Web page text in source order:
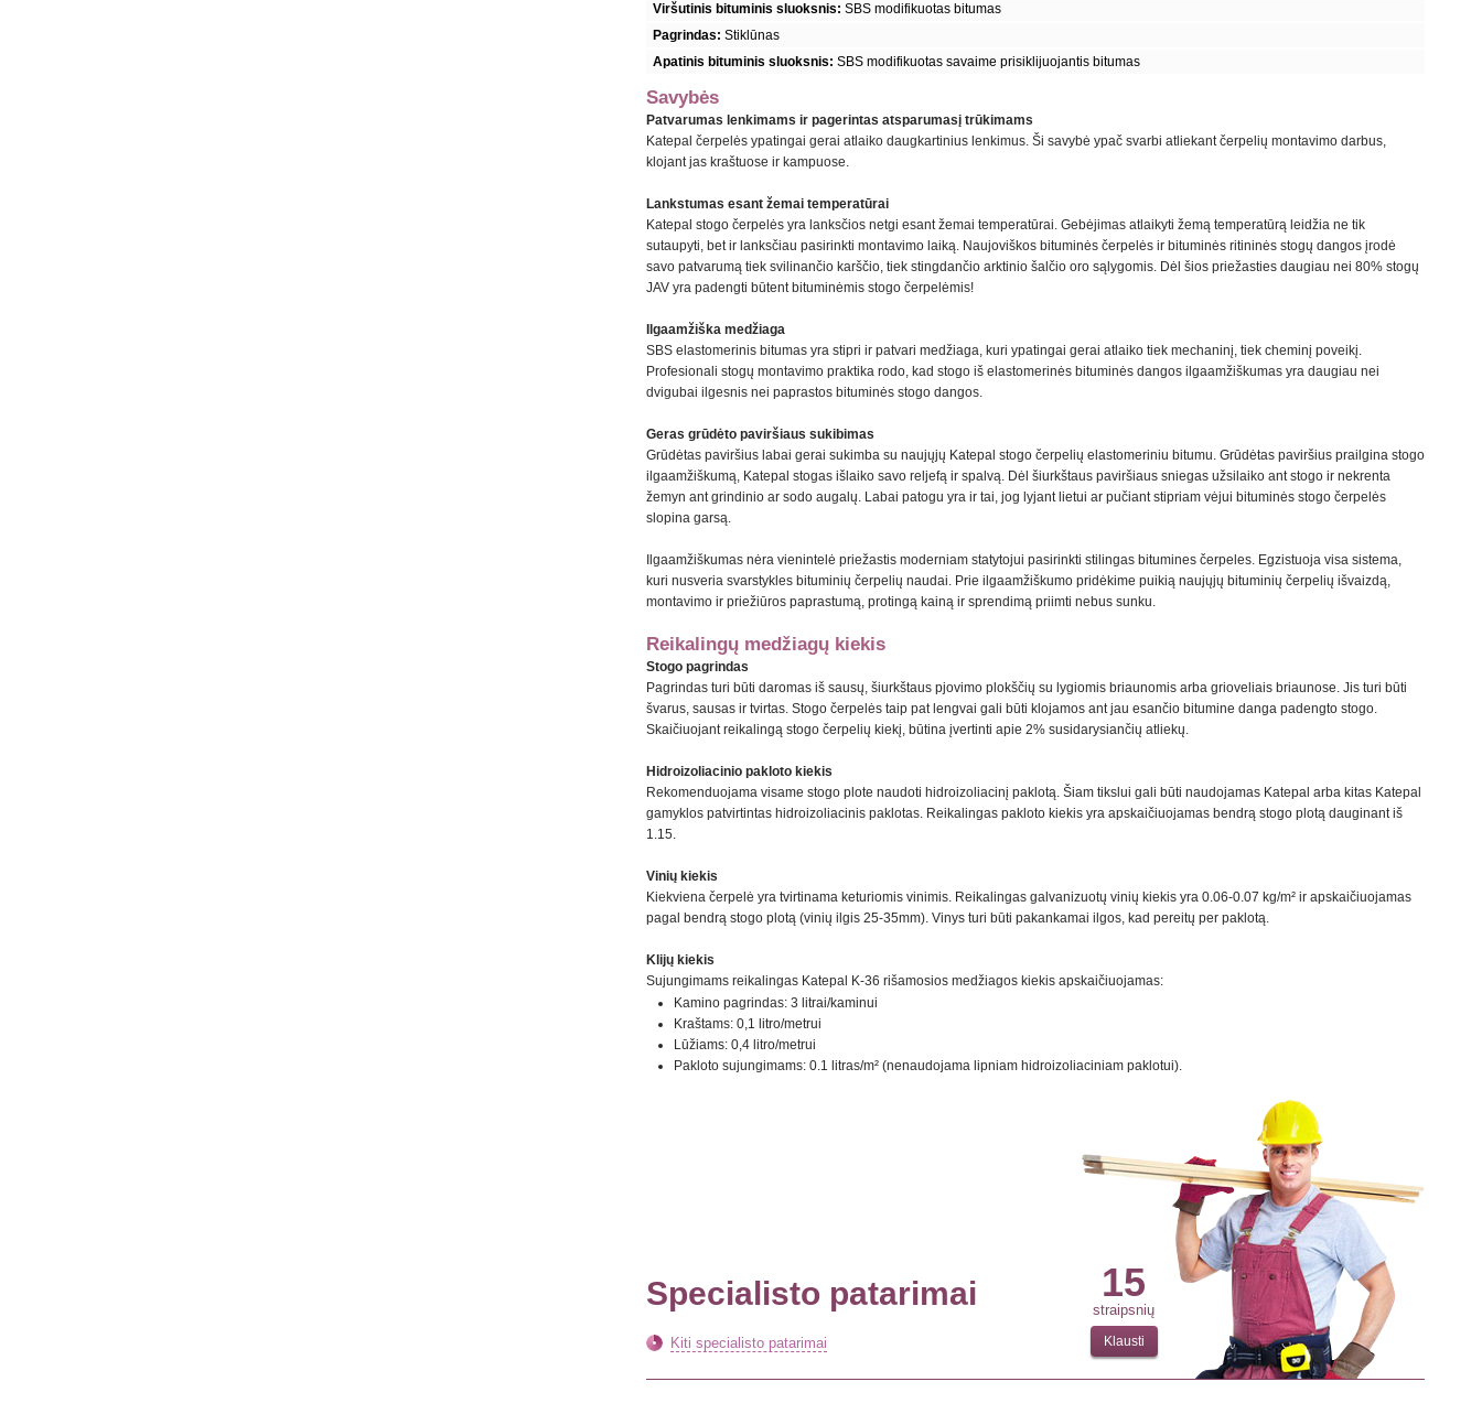
Viršutinis bituminis sluoksnis: SBS modifikuotas bitumas
Pagrindas: Stiklūnas
Apatinis bituminis sluoksnis: SBS modifikuotas savaime prisiklijuojantis bitumas
Savybės
Patvarumas lenkimams ir pagerintas atsparumasį trūkimams
Katepal čerpelės ypatingai gerai atlaiko daugkartinius lenkimus. Ši savybė ypač svarbi atliekant čerpelių montavimo darbus,
klojant jas kraštuose ir kampuose.
Lankstumas esant žemai temperatūrai
Katepal stogo čerpelės yra lanksčios netgi esant žemai temperatūrai. Gebėjimas atlaikyti žemą temperatūrą leidžia ne tik
sutaupyti, bet ir lanksčiau pasirinkti montavimo laiką. Naujoviškos bituminės čerpelės ir bituminės ritininės stogų dangos įrodė
savo patvarumą tiek svilinančio karščio, tiek stingdančio arktinio šalčio oro sąlygomis. Dėl šios priežasties daugiau nei 80% stogų
JAV yra padengti būtent bituminėmis stogo čerpelėmis!
Ilgaamžiška medžiaga
SBS elastomerinis bitumas yra stipri ir patvari medžiaga, kuri ypatingai gerai atlaiko tiek mechaninį, tiek cheminį poveikį.
Profesionali stogų montavimo praktika rodo, kad stogo iš elastomerinės bituminės dangos ilgaamžiškumas yra daugiau nei
dvigubai ilgesnis nei paprastos bituminės stogo dangos.
Geras grūdėto paviršiaus sukibimas
Grūdėtas paviršius labai gerai sukimba su naujųjų Katepal stogo čerpelių elastomeriniu bitumu. Grūdėtas paviršius prailgina stogo
ilgaamžiškumą, Katepal stogas išlaiko savo reljefą ir spalvą. Dėl šiurkštaus paviršiaus sniegas užsilaiko ant stogo ir nekrenta
žemyn ant grindinio ar sodo augalų. Labai patogu yra ir tai, jog lyjant lietui ar pučiant stipriam vėjui bituminės stogo čerpelės
slopina garsą.
Ilgaamžiškumas nėra vienintelė priežastis moderniam statytojui pasirinkti stilingas bitumines čerpeles. Egzistuoja visa sistema,
kuri nusveria svarstykles bituminių čerpelių naudai. Prie ilgaamžiškumo pridėkime puikią naujųjų bituminių čerpelių išvaizdą,
montavimo ir priežiūros paprastumą, protingą kainą ir sprendimą priimti nebus sunku.
Reikalingų medžiagų kiekis
Stogo pagrindas
Pagrindas turi būti daromas iš sausų, šiurkštaus pjovimo plokščių su lygiomis briaunomis arba grioveliais briaunose. Jis turi būti
švarus, sausas ir tvirtas. Stogo čerpelės taip pat lengvai gali būti klojamos ant jau esančio bitumine danga padengto stogo.
Skaičiuojant reikalingą stogo čerpelių kiekį, būtina įvertinti apie 2% susidarysiančių atliekų.
Hidroizoliacinio pakloto kiekis
Rekomenduojama visame stogo plote naudoti hidroizoliacinį paklotą. Šiam tikslui gali būti naudojamas Katepal arba kitas Katepal
gamyklos patvirtintas hidroizoliacinis paklotas. Reikalingas pakloto kiekis yra apskaičiuojamas bendrą stogo plotą dauginant iš
1.15.
Vinių kiekis
Kiekviena čerpelė yra tvirtinama keturiomis vinimis. Reikalingas galvanizuotų vinių kiekis yra 0.06-0.07 kg/m² ir apskaičiuojamas
pagal bendrą stogo plotą (vinių ilgis 25-35mm). Vinys turi būti pakankamai ilgos, kad pereitų per paklotą.
Klijų kiekis
Sujungimams reikalingas Katepal K-36 rišamosios medžiagos kiekis apskaičiuojamas:
Kamino pagrindas: 3 litrai/kaminui
Kraštams: 0,1 litro/metrui
Lūžiams: 0,4 litro/metrui
Pakloto sujungimams: 0.1 litras/m² (nenaudojama lipniam hidroizoliaciniam paklotui).
Specialisto patarimai
Kiti specialisto patarimai
15
straipsnių
Klausti